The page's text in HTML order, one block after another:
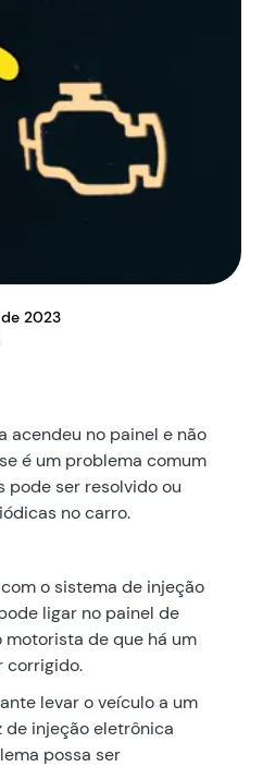
de 2023
acendeu no painel e não
é um problema comum
pode ser resolvido ou
no carro.
o sistema de injeção
ligar no painel de
de que há um
corrigido.
levar o veículo a um
de injeção eletrônica
possa ser